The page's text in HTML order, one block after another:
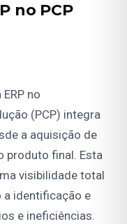
no PCP
no
(PCP) integra
a aquisição de
produto final. Esta
visibilidade total
a identificação e
e ineficiências.